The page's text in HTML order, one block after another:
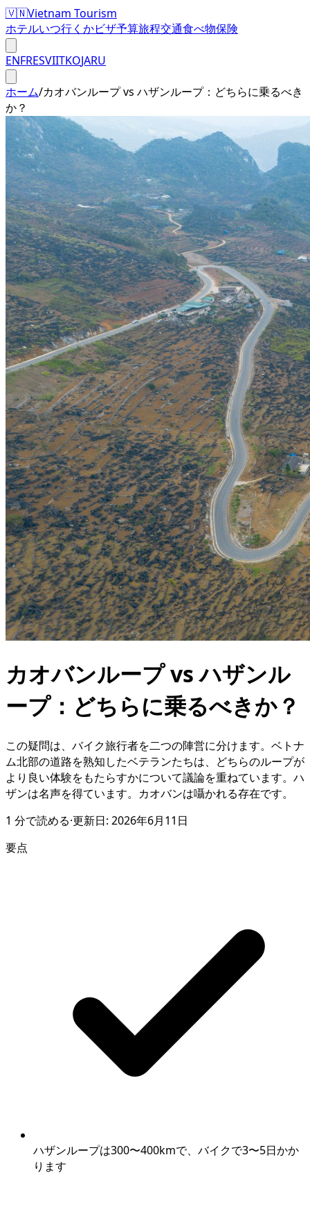
🇻🇳Vietnam Tourism
ホテルいつ行くかビザ予算旅程交通食べ物保険
ENFRESVIITKOJARU
ホーム/カオバンループ vs ハザンループ：どちらに乗るべき
か？
カオバンループ vs ハザンル
ープ：どちらに乗るべきか？
この疑問は、バイク旅行者を二つの陣営に分けます。ベトナ
ム北部の道路を熟知したベテランたちは、どちらのループが
より良い体験をもたらすかについて議論を重ねています。ハ
ザンは名声を得ています。カオバンは囁かれる存在です。
1 分で読める·更新日: 2026年6月11日
要点
ハザンループは300〜400kmで、バイクで3〜5日かか
ります